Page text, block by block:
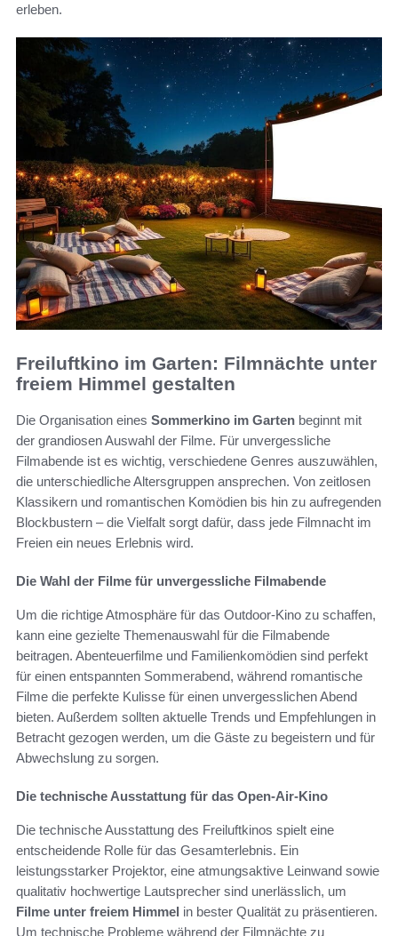
erleben.
Freiluftkino im Garten: Filmnächte unter
freiem Himmel gestalten
Die Organisation eines Sommerkino im Garten beginnt mit
der grandiosen Auswahl der Filme. Für unvergessliche
Filmabende ist es wichtig, verschiedene Genres auszuwählen,
die unterschiedliche Altersgruppen ansprechen. Von zeitlosen
Klassikern und romantischen Komödien bis hin zu aufregenden
Blockbustern – die Vielfalt sorgt dafür, dass jede Filmnacht im
Freien ein neues Erlebnis wird.
Die Wahl der Filme für unvergessliche Filmabende
Um die richtige Atmosphäre für das Outdoor-Kino zu schaffen,
kann eine gezielte Themenauswahl für die Filmabende
beitragen. Abenteuerfilme und Familienkomödien sind perfekt
für einen entspannten Sommerabend, während romantische
Filme die perfekte Kulisse für einen unvergesslichen Abend
bieten. Außerdem sollten aktuelle Trends und Empfehlungen in
Betracht gezogen werden, um die Gäste zu begeistern und für
Abwechslung zu sorgen.
Die technische Ausstattung für das Open-Air-Kino
Die technische Ausstattung des Freiluftkinos spielt eine
entscheidende Rolle für das Gesamterlebnis. Ein
leistungsstarker Projektor, eine atmungsaktive Leinwand sowie
qualitativ hochwertige Lautsprecher sind unerlässlich, um
Filme unter freiem Himmel in bester Qualität zu präsentieren.
Um technische Probleme während der Filmnächte zu